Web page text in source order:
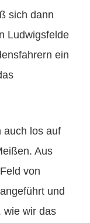
sich dann
Ludwigsfelde
ein
auch los auf
Aus
von
und
wie wir das